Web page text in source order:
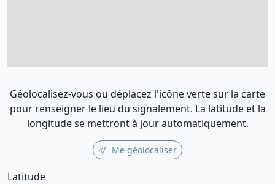
Géolocalisez-vous ou déplacez l'icône verte sur la carte
pour renseigner le lieu du signalement. La latitude et la
longitude se mettront à jour automatiquement.
Me géolocaliser
Latitude